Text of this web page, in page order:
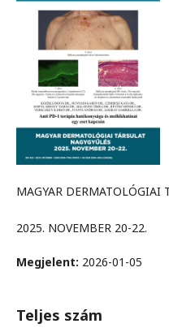
MAGYAR DERMATOLÓGIAI
2025. NOVEMBER 20-22.
Megjelent: 2026-01-05
Teljes szám